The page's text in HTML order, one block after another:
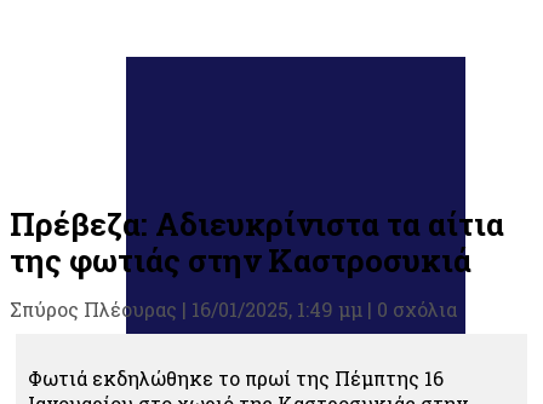
Πρέβεζα: Αδιευκρίνιστα τα αίτια
της φωτιάς στην Καστροσυκιά
Σπύρος Πλέουρας | 16/01/2025, 1:49 μμ | 0 σχόλια
Φωτιά εκδηλώθηκε το πρωί της Πέμπτης 16